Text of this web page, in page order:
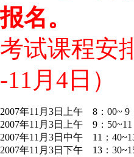
报名。
考试课程安
-11月4日）
2007年11月3日上午 8：00~ 9
2007年11月3日上午 9：50~11
2007年11月3日中午 11：
2007年11月3日下午 13：